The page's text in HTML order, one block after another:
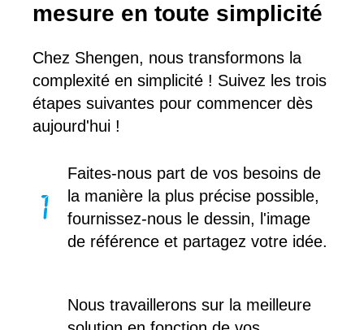
mesure en toute simplicité
Chez Shengen, nous transformons la
complexité en simplicité ! Suivez les trois
étapes suivantes pour commencer dès
aujourd'hui !
Faites-nous part de vos besoins de
la manière la plus précise possible,
fournissez-nous le dessin, l'image
de référence et partagez votre idée.
Nous travaillerons sur la meilleure